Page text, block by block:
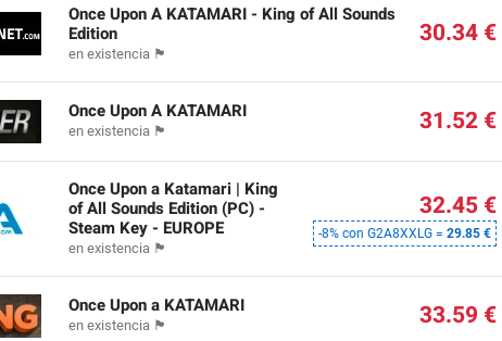
Once Upon A KATAMARI - King of All Sounds
Edition
en existencia 🏴
30.34 €
Once Upon A KATAMARI
en existencia 🏴 31.52 €
Once Upon a Katamari | King
of All Sounds Edition (PC) -
Steam Key - EUROPE
en existencia 🏴
32.45 €
-8% con G2A8XXLG = 29.85 €
Once Upon a KATAMARI
en existencia 🏴 33.59 €